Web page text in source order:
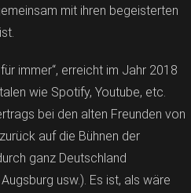
mit ihren begeisterten
immer“, erreicht im Jahr 2018
wie Spotify, Youtube, etc.
bei den alten Freunden von
auf die Bühnen der
ganz Deutschland
usw.). Es ist, als wäre